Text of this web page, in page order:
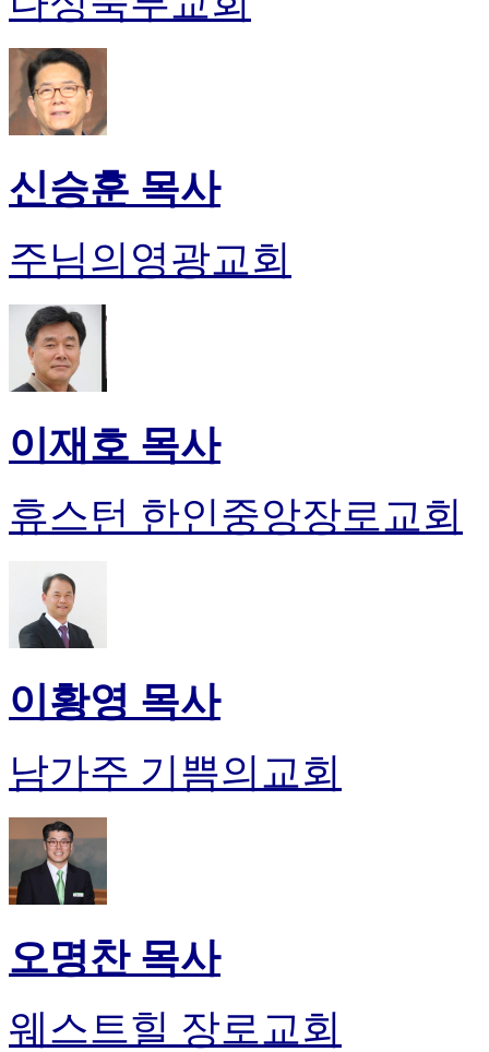
신승훈 목사
주님의영광교회
이재호 목사
휴스턴 한인중앙장로교회
이황영 목사
남가주 기쁨의교회
오명찬 목사
웨스트힐 장로교회